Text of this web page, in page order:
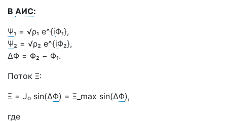
В АИС:
Ψ₁ = √ρ₁ e^{iΦ₁},
Ψ₂ = √ρ₂ e^{iΦ₂},
ΔΦ = Φ₂ − Φ₁.
Поток Ξ:
Ξ̇ = J₀ sin(ΔΦ) = Ξ_max sin(ΔΦ),
где